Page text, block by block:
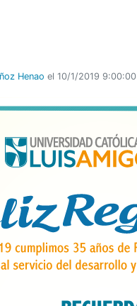
Henao el 10/1/2019 9:00:00